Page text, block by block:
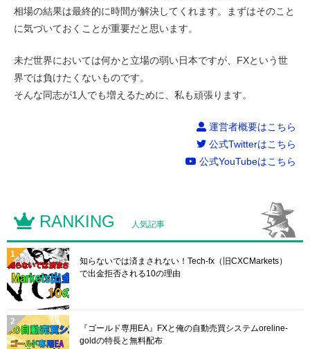
相場の結果は最終的に時間が解決してくれます。まずはそのこと
に気づいておくことが重要だと思います。
未だ世界においては何かと立場の弱い日本ですが、FXという世
界では負けたくないものです。
そんな同志が1人でも増えるために、私も頑張ります。
運営者概要はこちら
公式Twitterはこちら
公式YouTubeはこちら
RANKING 人気記事
知らないでは済まされない！Tech-fx（旧CXCMarkets）
で出金拒否される10の理由
『ゴールド専用EA』FXと俺の自動売買システムoreline-
goldの特長と無料配布